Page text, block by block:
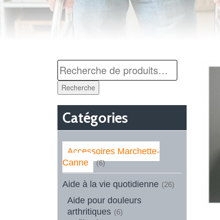
Recherche
Catégories
Accessoires Marchette-
Canne
(6)
Aide à la vie quotidienne (26)
Aide pour douleurs
arthritiques (6)